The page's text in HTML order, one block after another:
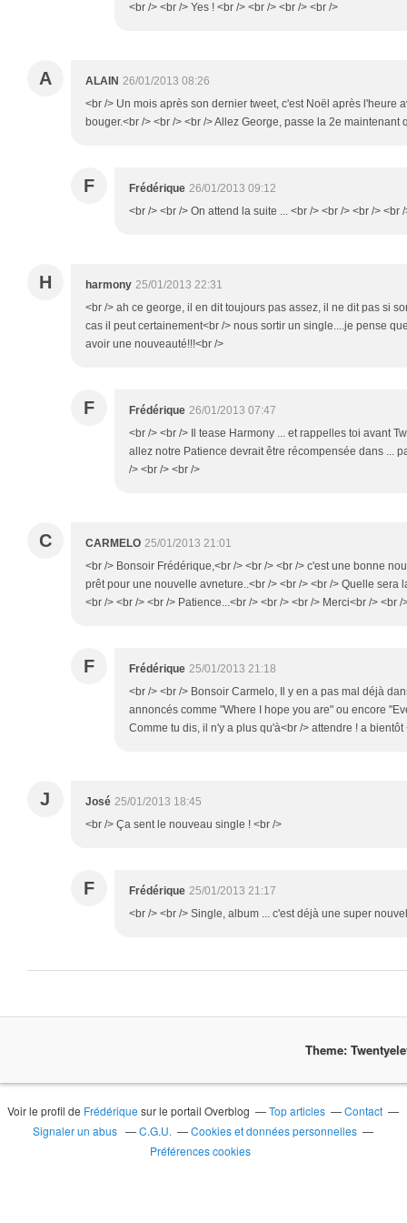
<br /> <br /> Yes ! <br /> <br /> <br /> <br />
A ALAIN 26/01/2013 08:26
<br /> Un mois après son dernier tweet, c'est Noël après l'heure
bouger.<br /> <br /> <br /> Allez George, passe la 2e maintenant
F Frédérique 26/01/2013 09:12
<br /> <br /> On attend la suite ... <br /> <br /> <br /> <br
H harmony 25/01/2013 22:31
<br /> ah ce george, il en dit toujours pas assez, il ne dit pas si
cas il peut certainement<br /> nous sortir un single....je pense
avoir une nouveauté!!!<br />
F Frédérique 26/01/2013 07:47
<br /> <br /> Il tease Harmony ... et rappelles toi avant
allez notre Patience devrait être récompensée dans ...
/> <br /> <br />
C CARMELO 25/01/2013 21:01
<br /> Bonsoir Frédérique,<br /> <br /> <br /> c'est une bonne
prêt pour une nouvelle avneture..<br /> <br /> <br /> Quelle sera
<br /> <br /> <br /> Patience...<br /> <br /> <br /> Merci<br /> <br
F Frédérique 25/01/2013 21:18
<br /> <br /> Bonsoir Carmelo, Il y en a pas mal déjà
annoncés comme "Where I hope you are" ou encore
Comme tu dis, il n'y a plus qu'à<br /> attendre ! a bientôt
J José 25/01/2013 18:45
<br /> Ça sent le nouveau single ! <br />
F Frédérique 25/01/2013 21:17
<br /> <br /> Single, album ... c'est déjà une super
Theme:
Voir le profil de Frédérique sur le portail Overblog Top articles
Contact
Signaler un abus
C.G.U.
Cookies et données personnelles
Préférences cookies